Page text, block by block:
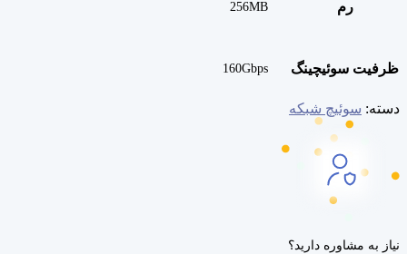
رم 256MB
ظرفیت سوئیچینگ 160Gbps
دسته: سوئیچ شبکه
نیاز به مشاوره دارید؟